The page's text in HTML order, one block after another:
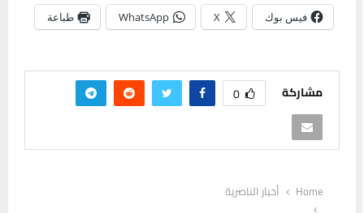
فيس بوك X
WhatsApp طباعة
مشاركة 0
Home
أخبار الناصرية